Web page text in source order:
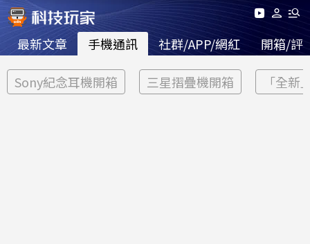
最新文章 手機通訊 社群/APP/網紅 開箱/評
Sony紀念耳機開箱 三星摺疊機開箱 「全新